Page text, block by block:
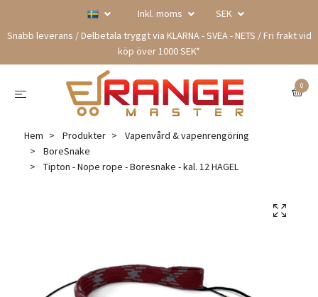
Inkl. moms
SEK
Snabb leverans / Delbetala tryggt via KLARNA - SVEA - NETS / Fri frakt vid
köp över 1000 SEK*
0
Hem Produkter
Vapenvård & vapenrengöring
BoreSnake
Tipton - Nope rope - Boresnake - kal. 12 HAGEL